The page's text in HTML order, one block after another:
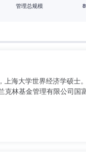
管理总规模
上海大学世界经济学硕士
克林基金管理有限公司